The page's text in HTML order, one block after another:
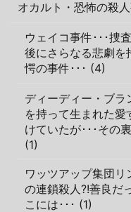
オカルト・恐怖の殺
ウェイコ事件･･･捜
後にさらなる悲劇を
愕の事件･･･ (4)
ディーディー・ブラ
を持って生まれた
けていたが･･･その
(1)
ワッツアップ集団リ
の連鎖殺人?!善良だ
こには･･･ (1)